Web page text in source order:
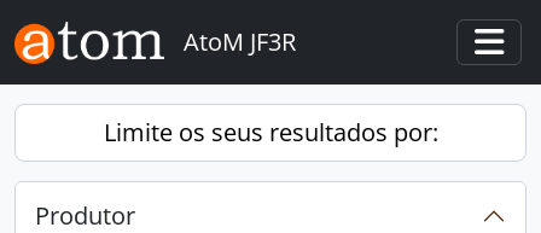
Skip to main content
AtoM JF3R
Limite os seus resultados por:
Produtor